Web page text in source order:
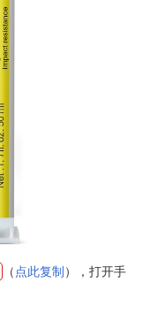
（ 点此复制 ），打开手